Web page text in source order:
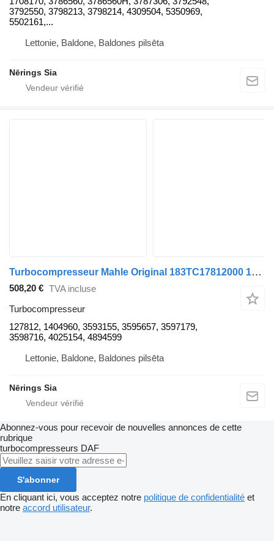
3792550, 3798213, 3798214, 4309504, 5350969,
5502161,...
Lettonie, Baldone, Baldones pilsēta
Nērings Sia
Turbocompresseur Mahle Original 183TC17812000 127812 pour tracteur routier DAF CF 65
508,20 € TVA incluse
Turbocompresseur
127812, 1404960, 3593155, 3595657, 3597179,
3598716, 4025154, 4894599
Lettonie, Baldone, Baldones pilsēta
Nērings Sia
Abonnez-vous pour recevoir de nouvelles annonces de cette
rubrique
turbocompresseurs DAF
S'abonner
En cliquant ici, vous acceptez notre politique de confidentialité et
notre accord utilisateur.